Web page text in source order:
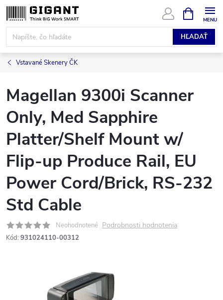
Prejsť
na
obsah
HĽADAŤ
KOŠÍK
Vstavané Skenery ČK
Magellan 9300i Scanner
Only, Med Sapphire
Platter/Shelf Mount w/
Flip-up Produce Rail, EU
Power Cord/Brick, RS-232
Std Cable
Neohodnotené Podrobnosti hodnotenia
Kód: 931024110-00312